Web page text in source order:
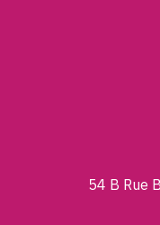
54 B Rue